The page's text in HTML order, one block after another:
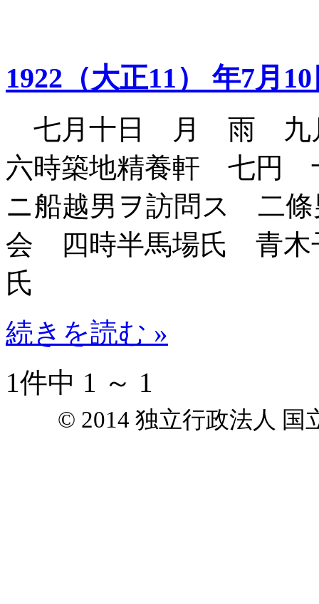
1922（大正11） 年7月
七月十日 月 雨 九
六時築地精養軒 七円
ニ船越男ヲ訪問ス 二
会 四時半馬場氏 青
氏
続きを読む »
1件中 1 ～ 1
© 2014 独立行政法人 国